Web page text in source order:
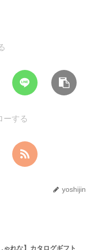
ーする
yoshijin
ゃれな】カタログギフト